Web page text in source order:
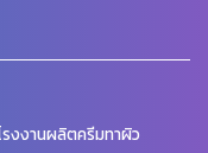
งงานผลิตครีมทาผิว